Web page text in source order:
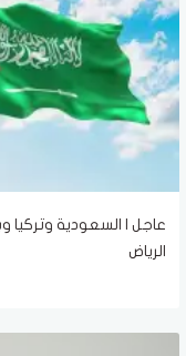
عاجل | السعودية وتركيا
الرياض